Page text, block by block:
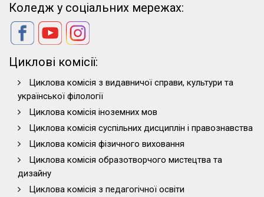
Коледж у соціальних мережах:
Циклові комісії:
Циклова комісія з видавничої справи, культури та
української філології
Циклова комісія іноземних мов
Циклова комісія суспільних дисциплін і правознавства
Циклова комісія фізичного виховання
Циклова комісія образотворчого мистецтва та
дизайну
Циклова комісія з педагогічної освіти